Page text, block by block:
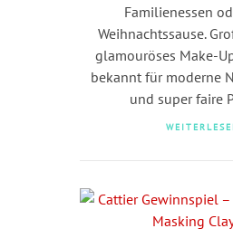
Familienessen
Weihnachtssause.
glamouröses Make-
bekannt für moderne
und super faire